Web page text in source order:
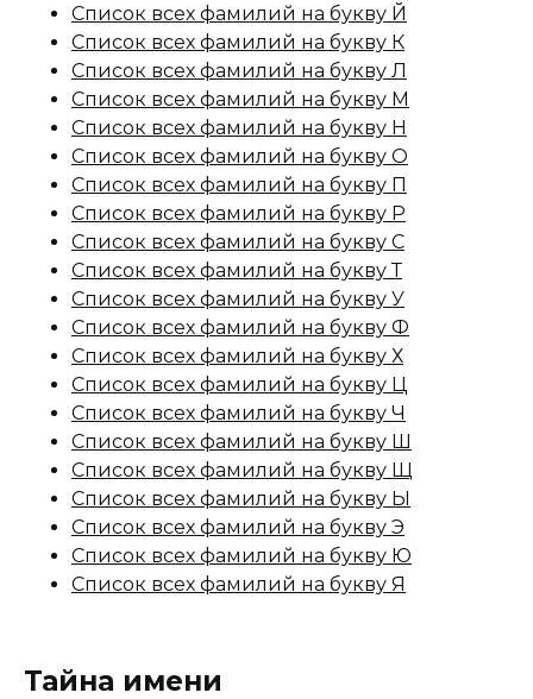
Список всех фамилий на букву Й
Список всех фамилий на букву К
Список всех фамилий на букву Л
Список всех фамилий на букву М
Список всех фамилий на букву Н
Список всех фамилий на букву О
Список всех фамилий на букву П
Список всех фамилий на букву Р
Список всех фамилий на букву С
Список всех фамилий на букву Т
Список всех фамилий на букву У
Список всех фамилий на букву Ф
Список всех фамилий на букву Х
Список всех фамилий на букву Ц
Список всех фамилий на букву Ч
Список всех фамилий на букву Ш
Список всех фамилий на букву Щ
Список всех фамилий на букву Ы
Список всех фамилий на букву Э
Список всех фамилий на букву Ю
Список всех фамилий на букву Я
Тайна имени